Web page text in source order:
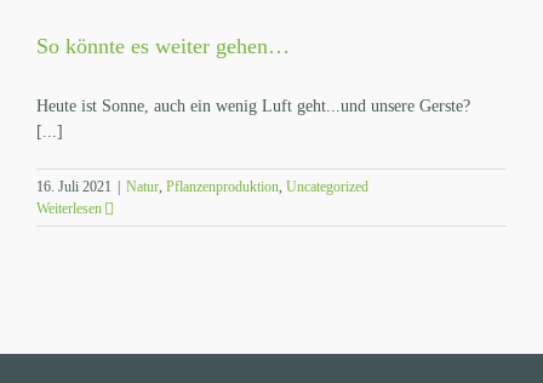
So könnte es weiter gehen…
Heute ist Sonne, auch ein wenig Luft geht...und unsere Gerste?
[...]
16. Juli 2021 Natur, Pflanzenproduktion, Uncategorized
Weiterlesen